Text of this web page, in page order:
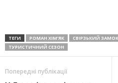
ТЕГИ РОМАН ХІМ’ЯК СВІРЗЬКИЙ ЗАМОК
ТУРИСТИЧНИЙ СЕЗОН
Попередні публікації